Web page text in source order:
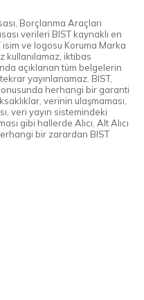
Borçlanma Araçları
verileri BIST kaynaklı en
ve logosu Koruma Marka
kullanılamaz, iktibas
açıklanan tüm belgelerin
yayınlanamaz. BIST,
herhangi bir garanti
verinin ulaşmaması,
veri yayın sistemindeki
gibi hallerde Alıcı, Alt Alıcı
bir zarardan BIST